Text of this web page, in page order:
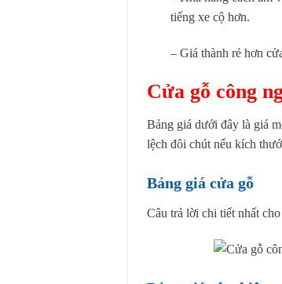
tiếng xe cộ hơn.
– Giá thành rẻ hơn
Cửa gỗ công
Bảng giá dưới đây là giá
lệch đôi chút nếu kích
Bảng giá cửa gỗ
Câu trả lời chi tiết nhất